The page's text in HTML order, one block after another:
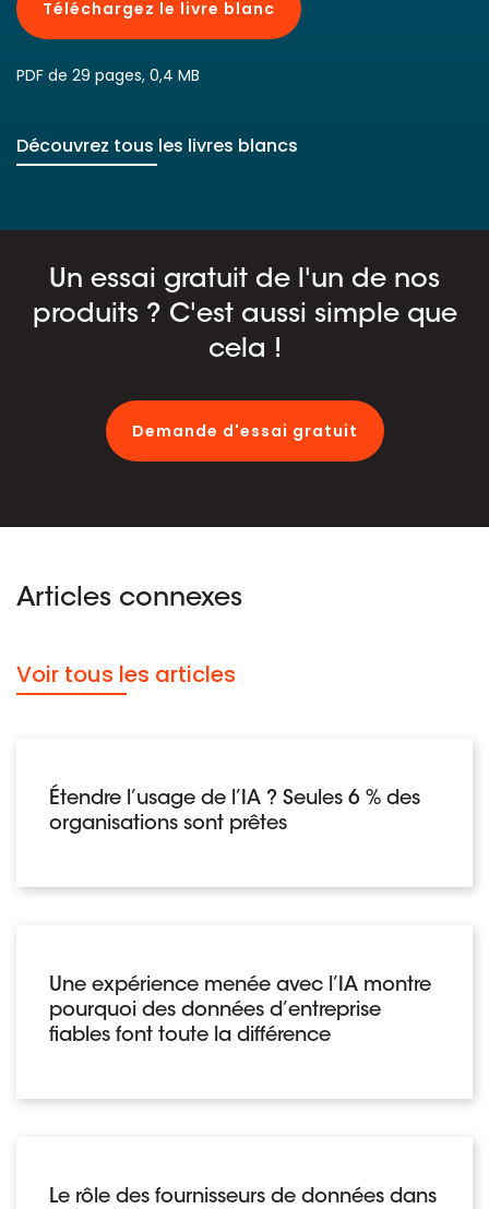
Téléchargez le livre blanc
PDF de 29 pages, 0,4 MB
Découvrez tous les livres blancs
Un essai gratuit de l'un de nos
produits ? C'est aussi simple que
cela !
Demande d'essai gratuit
Articles connexes
Voir tous les articles
Étendre l’usage de l’IA ? Seules 6 % des
organisations sont prêtes
Une expérience menée avec l’IA montre
pourquoi des données d’entreprise
fiables font toute la différence
Le rôle des fournisseurs de données dans